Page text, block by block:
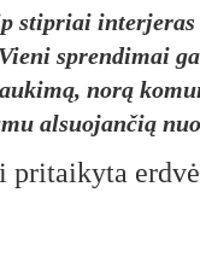
stipriai
sprendimai
norą
alsuojančią
pritaikyta erdvė